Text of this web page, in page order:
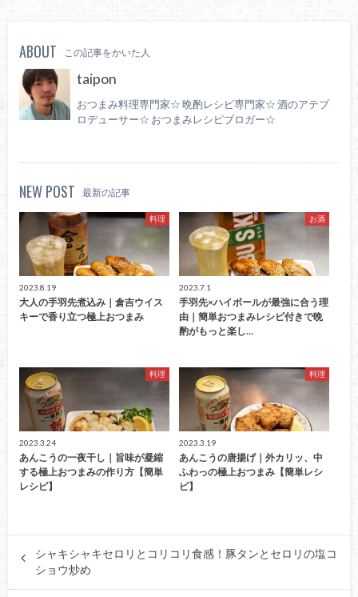
ABOUT この記事をかいた人
taipon
おつまみ料理専門家☆ 晩酌レシピ専門家☆ 酒のアテプ
ロデューサー☆ おつまみレシピブロガー☆
NEW POST 最新の記事
料理
2023.8.19
大人の手羽先煮込み｜倉吉ウイス
キーで香り立つ極上おつまみ
お酒
2023.7.1
手羽先×ハイボールが最強に合う理
由｜簡単おつまみレシピ付きで晩
酌がもっと楽し…
料理
2023.3.24
あんこうの一夜干し｜旨味が凝縮
する極上おつまみの作り方【簡単
レシピ】
料理
2023.3.19
あんこうの唐揚げ｜外カリッ、中
ふわっの極上おつまみ【簡単レシ
ピ】
シャキシャキセロリとコリコリ食感！豚タンとセロリの塩コ
ショウ炒め